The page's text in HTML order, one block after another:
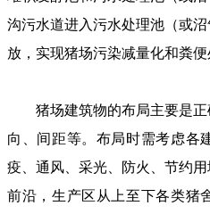
沟污水道进入污水处理池（或
放，实现猪场污染减量化和粪便
猪场建筑物的布局主要是正
向、间距等。布局时需考虑各
疫、通风、采光、防火、节约
前沿，生产区从上至下各类猪